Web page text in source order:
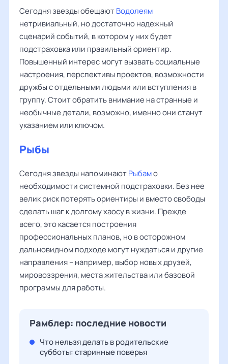
Сегодня звезды обещаютВодолеям
нетривиальный, но достаточно надежный
сценарий событий, в котором у них будет
подстраховка или правильный ориентир.
Повышенный интерес могут вызвать социальные
настроения, перспективы проектов, возможности
дружбы с отдельными людьми или вступления в
группу. Стоит обратить внимание на странные и
необычные детали, возможно, именно они станут
указанием или ключом.
Рыбы
Сегодня звезды напоминаютРыбамо
необходимости системной подстраховки. Без нее
велик риск потерять ориентиры и вместо свободы
сделать шаг к долгому хаосу в жизни. Прежде
всего, это касается построения
профессиональных планов, но в осторожном
дальновидном подходе могут нуждаться и другие
направления – например, выбор новых друзей,
мировоззрения, места жительства или базовой
программы для работы.
Рамблер: последние новости
Что нельзя делать в родительские
субботы: старинные поверья